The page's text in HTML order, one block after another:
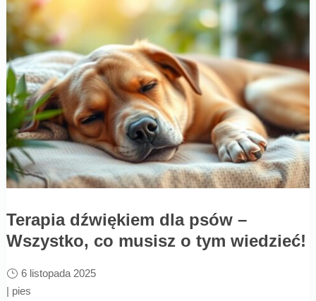
Terapia dźwiękiem dla psów –
Wszystko, co musisz o tym wiedzieć!
6 listopada 2025
| pies